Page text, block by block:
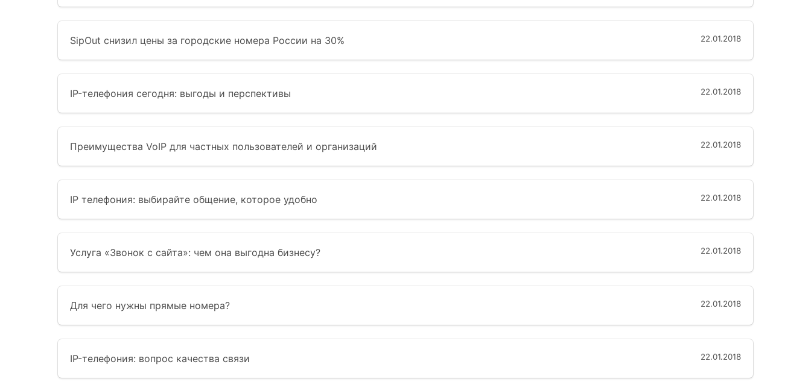
22.01.2018
SipOut снизил цены за городские номера России на 30%
22.01.2018
IP-телефония сегодня: выгоды и перспективы
22.01.2018
Преимущества VoIP для частных пользователей и организаций
22.01.2018
IP телефония: выбирайте общение, которое удобно
22.01.2018
Услуга «Звонок с сайта»: чем она выгодна бизнесу?
22.01.2018
Для чего нужны прямые номера?
22.01.2018
IP-телефония: вопрос качества связи